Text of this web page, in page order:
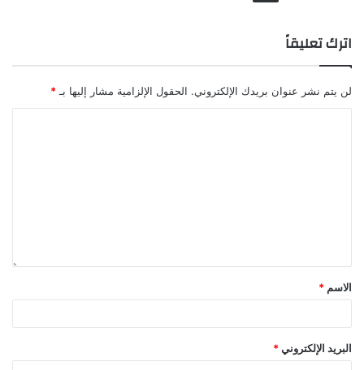
اترك تعليقاً
لن يتم نشر عنوان بريدك الإلكتروني. الحقول الإلزامية مشار إليها بـ *
الاسم *
البريد الإلكتروني *